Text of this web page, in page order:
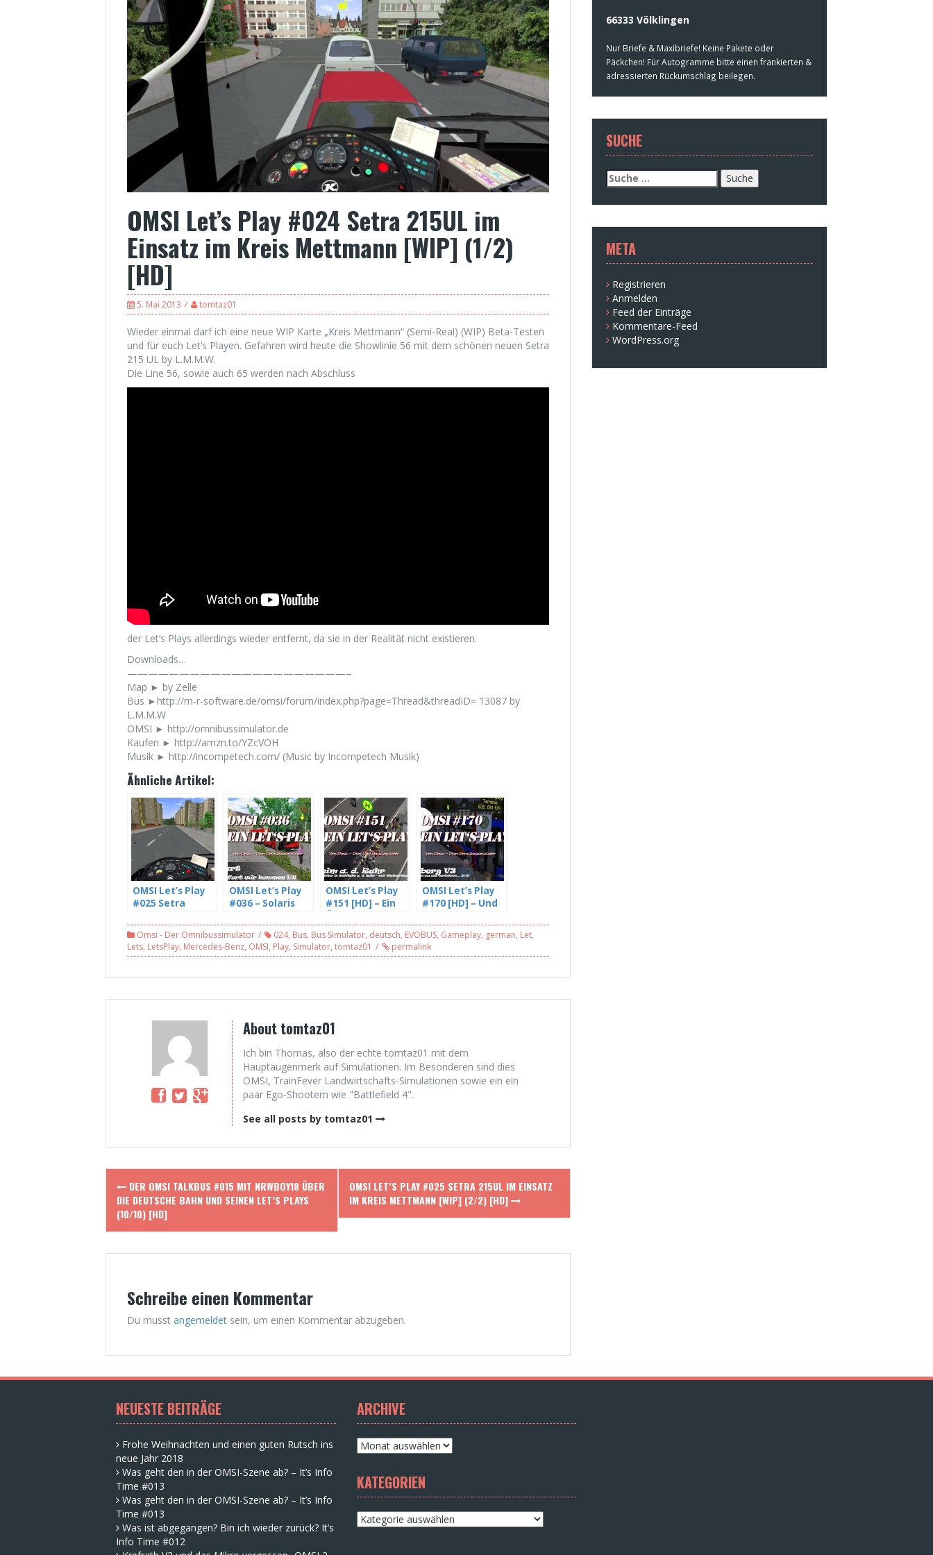
OMSI Let’s Play #024 Setra 215UL im
Einsatz im Kreis Mettmann [WIP] (1/2)
[HD]
5. Mai 2013 tomtaz01
Wieder einmal darf ich eine neue WIP Karte „Kreis Mettmann“ (Semi-Real) (WIP) Beta-Testen
und für euch Let’s Playen. Gefahren wird heute die Showlinie 56 mit dem schönen neuen Setra
215 UL by L.M.M.W.
Die Line 56, sowie auch 65 werden nach Abschluss
der Let’s Plays allerdings wieder entfernt, da sie in der Realität nicht existieren.
Downloads…
—————————————————————–
Map ► by Zelle
Bus ►http://m-r-software.de/omsi/forum/index.php?page=Thread&threadID= 13087 by
L.M.M.W
OMSI ► http://omnibussimulator.de
Kaufen ► http://amzn.to/YZcVOH
Musik ► http://incompetech.com/ (Music by Incompetech Musik)
Ähnliche Artikel:
OMSI Let’s Play
#025 Setra
im Kreis
Mettmann [WIP]
(2/2) [HD]
OMSI Let’s Play
#036 – Solaris
Freyfurt wir
kommen (1/2)
[HD]
OMSI Let’s Play
#151 [HD] – Ein
Mülheim a. d.
Ruhr – mit
TheMartin55415
OMSI Let’s Play
#170 [HD] – Und
verfahren… –
mit reallocutus |
Freddy (5/6)
Omsi - Der Omnibussimulator 024, Bus, Bus Simulator, deutsch, EVOBUS, Gameplay, german, Let,
Lets, LetsPlay, Mercedes-Benz, OMSI, Play, Simulator, tomtaz01 permalink
About tomtaz01
Ich bin Thomas, also der echte tomtaz01 mit dem
Hauptaugenmerk auf Simulationen. Im Besonderen sind dies
OMSI, TrainFever Landwirtschafts-Simulationen sowie ein ein
paar Ego-Shootern wie "Battlefield 4".
See all posts by tomtaz01
Post
navigation
DER OMSI TALKBUS #015 MIT NRWBOY18 ÜBER
DIE DEUTSCHE BAHN UND SEINEN LET’S PLAYS
(10/10) [HD]
OMSI LET’S PLAY #025 SETRA 215UL IM EINSATZ
IM KREIS METTMANN [WIP] (2/2) [HD]
Schreibe einen Kommentar
Du musst angemeldet sein, um einen Kommentar abzugeben.
66333 Völklingen
Nur Briefe & Maxibriefe! Keine Pakete oder
Päckchen! Für Autogramme bitte einen frankierten &
adressierten Rückumschlag beilegen.
SUCHE
Suche
nach:
META
Registrieren
Anmelden
Feed der Einträge
Kommentare-Feed
WordPress.org
NEUESTE BEITRÄGE
Frohe Weihnachten und einen guten Rutsch ins
neue Jahr 2018
Was geht den in der OMSI-Szene ab? – It’s Info
Time #013
Was geht den in der OMSI-Szene ab? – It’s Info
Time #013
Was ist abgegangen? Bin ich wieder zurück? It’s
Info Time #012
ARCHIVE
Archive
KATEGORIEN
Kategorien